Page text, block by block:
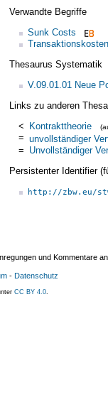
Verwandte Begriffe
Sunk Costs
Transaktionskosten
Thesaurus Systematik
V.09.01.01 Neue
Links zu anderen
< Kontrakttheorie
= unvollständiger
= Unvollständiger
Persistenter Identifier
http://zbw.eu/
und Kommentare
- Datenschutz
CC BY 4.0